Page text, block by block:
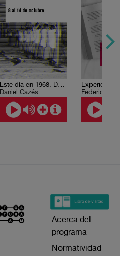
Este día en 1968. Del 8 al 14 de octubre
Daniel Cazés
Federico
Acerca del
programa
Normatividad